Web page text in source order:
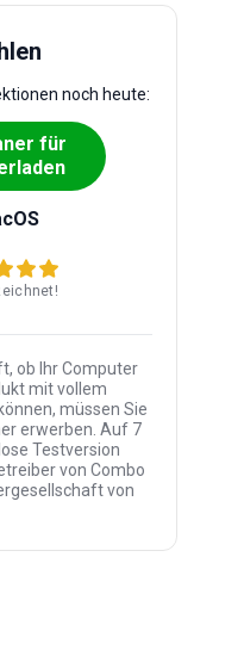
noch heute:
für
ob Ihr Computer
mit vollem
müssen Sie
erwerben. Auf 7
Testversion
von Combo
von